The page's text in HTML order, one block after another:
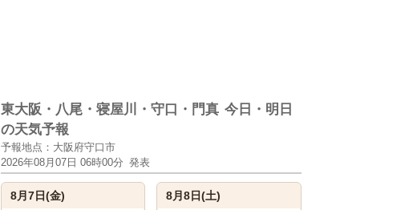
東大阪・八尾・寝屋川・守口・門真 今日・明日
の天気予報
予報地点：大阪府守口市
2026年08月07日 06時00分 発表
8月7日(金) 8月8日(土)